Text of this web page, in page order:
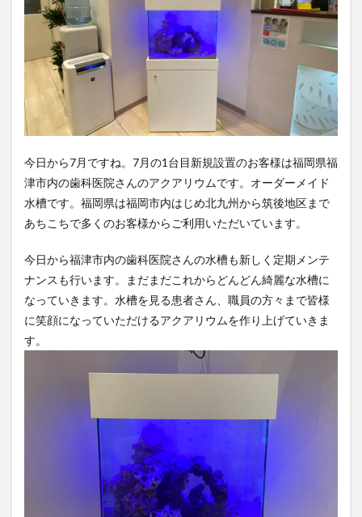
今日から7月ですね。7月の1台目新規設置のお客様は福岡県福
津市内の歯科医院さんのアクアリウムです。オーダーメイド
水槽です。福岡県は福岡市内はじめ北九州から筑後地区まで
あちこちで多くのお客様からご利用いただいています。
今日から福津市内の歯科医院さんの水槽も新しく定期メンテ
ナンスも行います。まだまだこれからどんどん綺麗な水槽に
なっていきます。水槽を見る患者さん、職員の方々まで皆様
に笑顔になっていただけるアクアリウムを作り上げていきま
す。